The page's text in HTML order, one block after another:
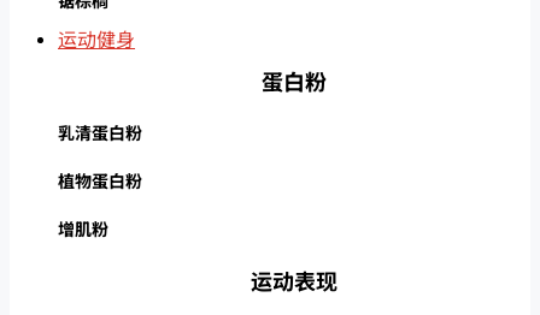
运动健身
蛋白粉
乳清蛋白粉
植物蛋白粉
增肌粉
运动表现